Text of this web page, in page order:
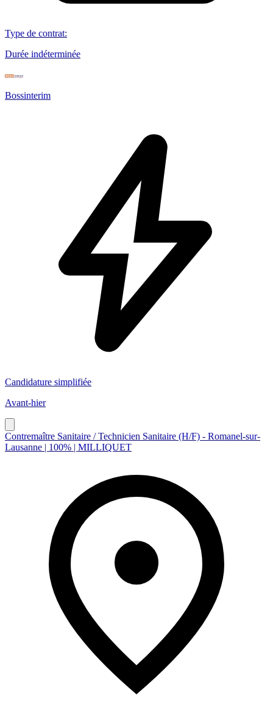
Type de contrat:
Durée indéterminée
Bossinterim
Candidature simplifiée
Avant-hier
Contremaître Sanitaire / Technicien Sanitaire (H/F) - Romanel-sur-
Lausanne | 100% | MILLIQUET